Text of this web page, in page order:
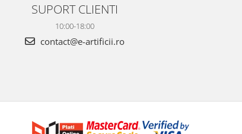
SUPORT CLIENTI
10:00-18:00
contact@e-artificii.ro